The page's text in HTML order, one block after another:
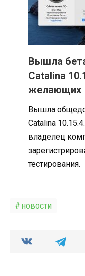
Вышла
Catalina
желающих
Вышла
Catalina
владелец
тестирования.
новости